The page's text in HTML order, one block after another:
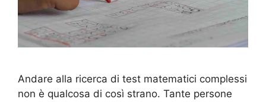
Andare alla ricerca di test matematici complessi
non è qualcosa di così strano. Tante persone